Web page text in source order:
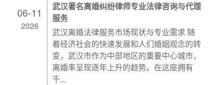
06-11
2026
武汉著名离婚纠纷律师专业法律咨询与代理
服务
武汉离婚法律服务市场现状与专业需求 随
着经济社会的快速发展和人们婚姻观念的转
变，武汉市作为中部地区的重要中心城市，
离婚率呈现逐年上升的趋势。在这座拥有
千...